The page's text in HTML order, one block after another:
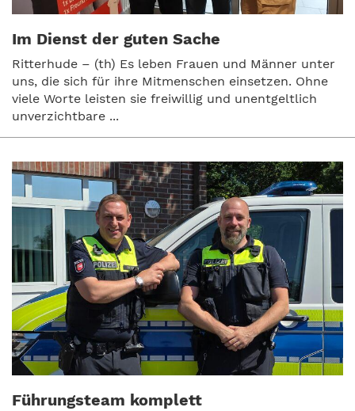
Im Dienst der guten Sache
Ritterhude – (th) Es leben Frauen und Männer unter
uns, die sich für ihre Mitmenschen einsetzen. Ohne
viele Worte leisten sie freiwillig und unentgeltlich
unverzichtbare ...
Führungsteam komplett